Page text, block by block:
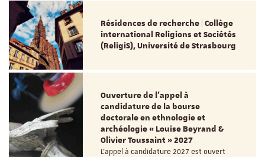
Résidences de recherche | Collège
international Religions et Sociétés
(ReligiS), Université de Strasbourg
Ouverture de l'appel à
candidature de la bourse
doctorale en ethnologie et
archéologie « Louise Beyrand &
Olivier Toussaint » 2027
L’appel à candidature 2027 est ouvert